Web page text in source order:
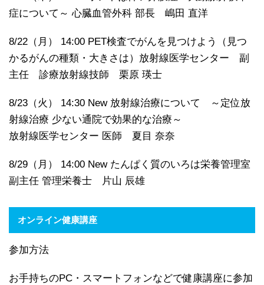
症について～ 心臓血管外科 部長 嶋田 直洋
8/22（月） 14:00 PET検査でがんを見つけよう（見つ
かるがんの種類・大きさは）放射線医学センター 副
主任 診療放射線技師 栗原 瑛士
8/23（火） 14:30 New 放射線治療について ～定位放
射線治療 少ない通院で効果的な治療～
放射線医学センター 医師 夏目 奈奈
8/29（月） 14:00 New たんぱく質のいろは栄養管理室
副主任 管理栄養士 片山 辰雄
オンライン健康講座
参加方法
お手持ちのPC・スマートフォンなどで健康講座に参加